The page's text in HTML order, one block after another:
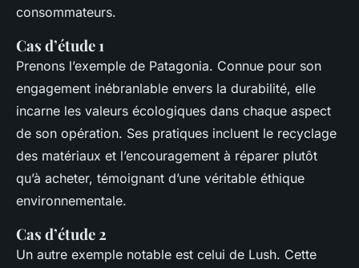
consommateurs.
Cas d’étude 1
Prenons l’exemple de Patagonia. Connue pour son
engagement inébranlable envers la durabilité, elle
incarne les valeurs écologiques dans chaque aspect
de son opération. Ses pratiques incluent le recyclage
des matériaux et l’encouragement à réparer plutôt
qu’à acheter, témoignant d’une véritable éthique
environnementale.
Cas d’étude 2
Un autre exemple notable est celui de Lush. Cette